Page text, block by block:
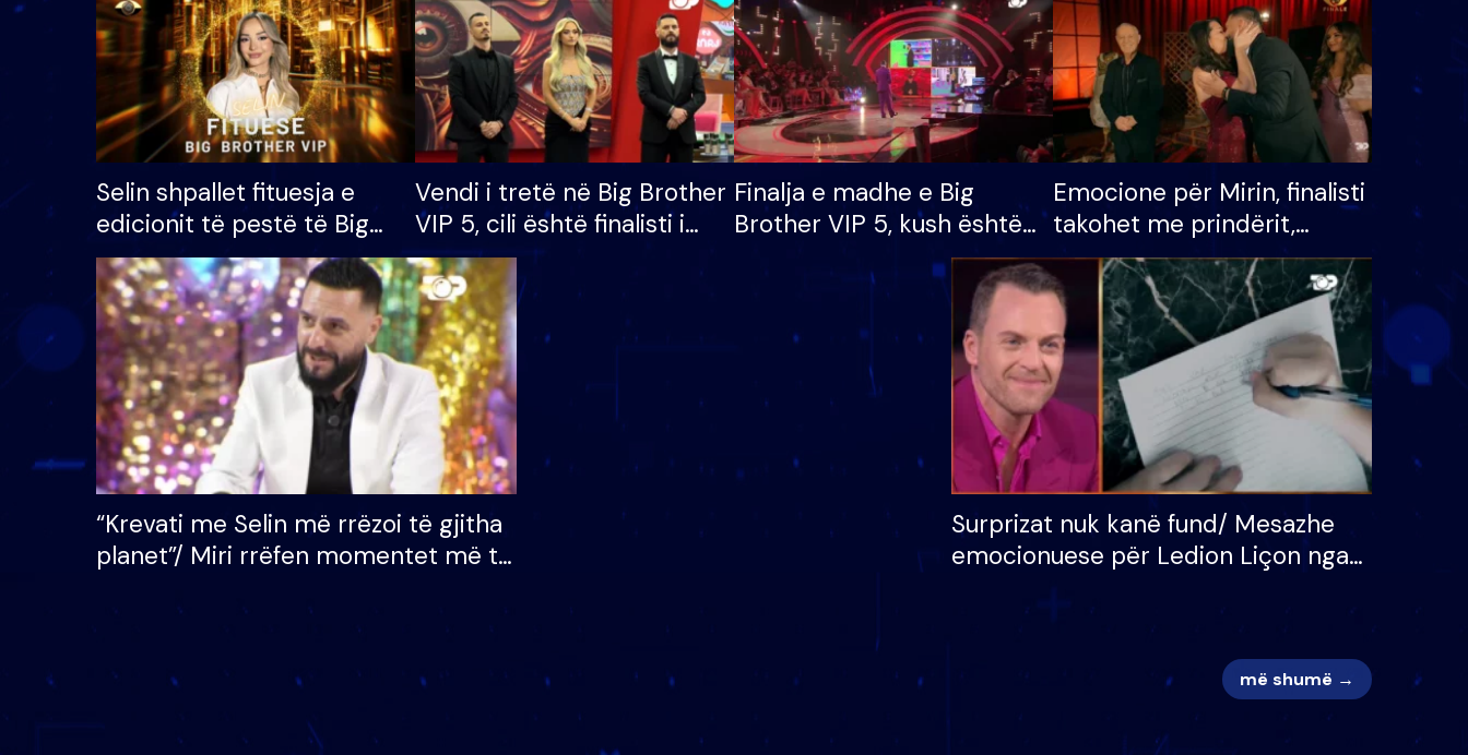
Selin shpallet fituesja e
edicionit të pestë të Big
Brother VIP, rrëmben
çmimin e madh prej 100
mijë eurosh
Vendi i tretë në Big Brother
VIP 5, cili është finalisti i
radhës që lë shtëpinë
Finalja e madhe e Big
Brother VIP 5, kush është
banori i parë që lë shtëpinë
dhe humb mundësinë për
të fituar çmimin e madh
Emocione për Mirin, finalisti
takohet me prindërit,
vajzën dhe bashkëshorten:
S’kemi ndonjë letër divorci
apo jo?
“Krevati me Selin më rrëzoi të gjitha
planet”/ Miri rrëfen momentet më të
mungojë zilja e mëngjesit kur…
Surprizat nuk kanë fund/ Mesazhe
emocionuese për Ledion Liçon nga
më shumë →